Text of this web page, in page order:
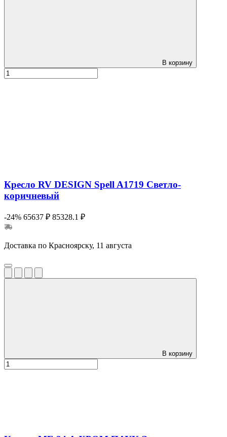
В корзину
Кресло RV DESIGN Spell A1719 Светло-
коричневый
-24% 65637 ₽ 85328.1 ₽
Доставка по Красноярску, 11 августа
В корзину